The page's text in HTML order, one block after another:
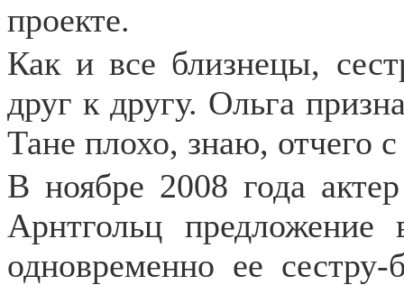
проекте.
Как и все близнецы,
друг к другу. Ольга
Тане плохо, знаю, отчего
В ноябре 2008 года
Арнтгольц
одновременно ее